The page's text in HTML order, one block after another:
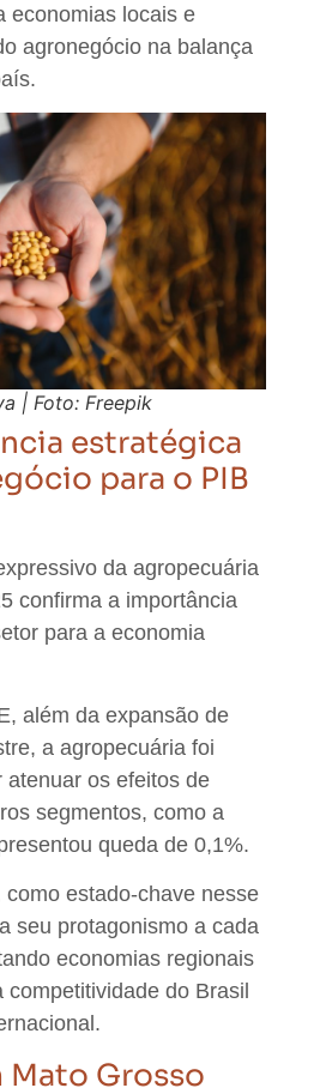
economias locais e
agronegócio na balança
| Foto: Freepik
estratégica
para o PIB
da agropecuária
confirma a importância
para a economia
além da expansão de
a agropecuária foi
atenuar os efeitos de
segmentos, como a
queda de 0,1%.
como estado-chave nesse
seu protagonismo a cada
economias regionais
do Brasil
Mato Grosso